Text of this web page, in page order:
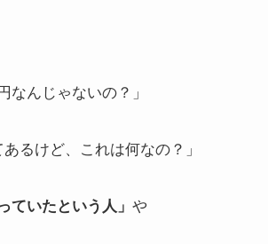
なんじゃないの？」
るけど、これは何なの？」
ていたという人」 や